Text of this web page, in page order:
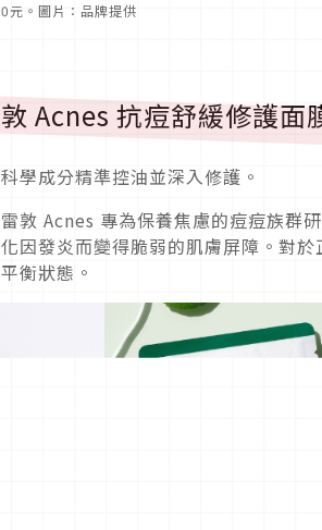
元。圖片：品牌提供
Acnes 抗痘舒緩修護面
學成分精準控油並深入修護。
敦 Acnes 專為保養焦慮的痘痘族群
因發炎而變得脆弱的肌膚屏障。對
衡狀態。